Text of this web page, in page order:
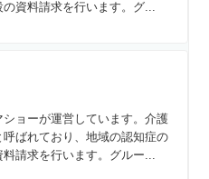
資料請求を行います。グ...
ョーが運営しています。介護
ばれており、地域の認知症の
請求を行います。グルー...